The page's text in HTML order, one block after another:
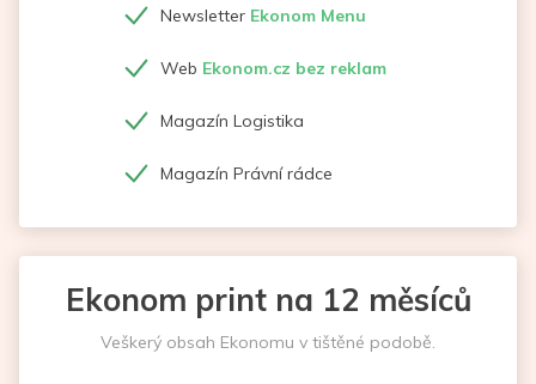
Newsletter Ekonom Menu
Web Ekonom.cz bez reklam
Magazín Logistika
Magazín Právní rádce
Ekonom print na 12 měsíců
Veškerý obsah Ekonomu v tištěné podobě.